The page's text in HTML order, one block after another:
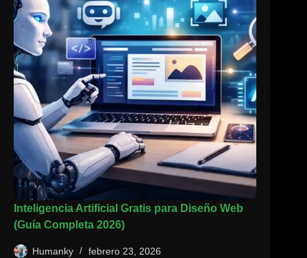
Inteligencia Artificial Gratis para Diseño Web
(Guía Completa 2026)
Humanky febrero 23, 2026